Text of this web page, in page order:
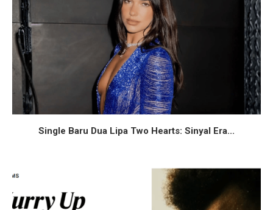
Single Baru Dua Lipa Two Hearts: Sinyal Era...